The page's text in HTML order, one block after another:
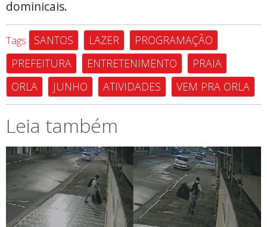
dominicais.
Tags SANTOS LAZER
PROGRAMAÇÃO
PREFEITURA
ENTRETENIMENTO
PRAIA
ORLA
JUNHO ATIVIDADES VEM PRA ORLA
Leia também